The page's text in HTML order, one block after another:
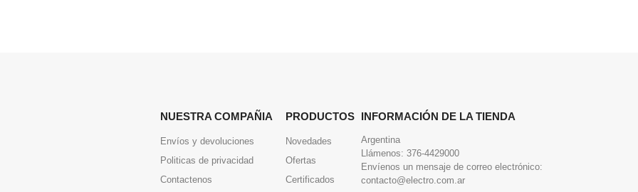
NUESTRA COMPAÑIA
Envíos y devoluciones
Politicas de privacidad
Contactenos
PRODUCTOS
Novedades
Ofertas
Certificados
INFORMACIÓN DE LA TIENDA
Argentina
Llámenos: 376-4429000
Envíenos un mensaje de correo electrónico:
contacto@electro.com.ar